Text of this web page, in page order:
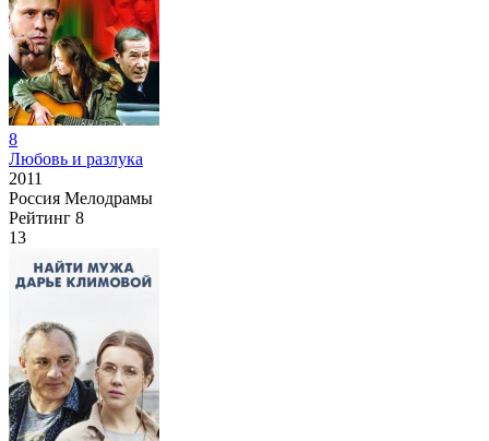
8
Любовь и разлука
2011
Россия Мелодрамы
Рейтинг 8
13